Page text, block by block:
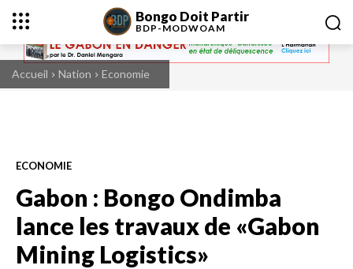
Bongo Doit Partir
BDP-MODWOAM
Accueil Nation Economie
ECONOMIE
Gabon : Bongo Ondimba
lance les travaux de «Gabon
Mining Logistics»